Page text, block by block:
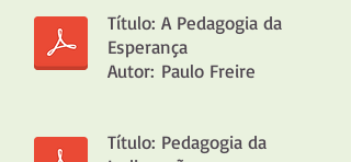
Título: A Pedagogia da
Esperança
Autor: Paulo Freire
Título: Pedagogia da